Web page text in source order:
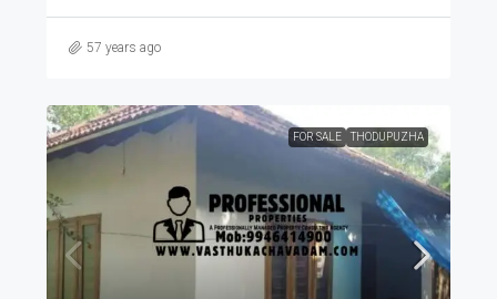
57 years ago
FOR SALE THODUPUZHA